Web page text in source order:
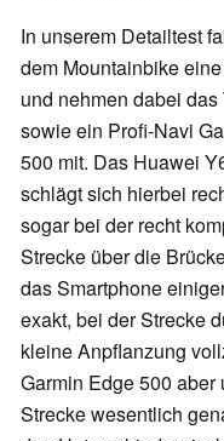
In unserem Detailtest
dem Mountainbike
und nehmen dabei das
sowie ein Profi-Navi
500 mit. Das Huawei
schlägt sich hierbei
sogar bei der recht
Strecke über die
das Smartphone
exakt, bei der Strecke
kleine Anpflanzung
Garmin Edge 500 aber
Strecke wesentlich